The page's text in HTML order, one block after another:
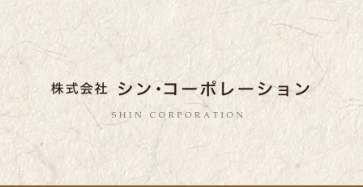
都内に5店舗展開している蕎麦
のお店「真希（しんき）」を運
営する「株式会社シン・コーポ
レーション」のブログ
東京都内に5店舗ある美味しい蕎麦のお
店「真希（しんき）」と運営の「株式
会社シン・コーポレーション」の新着
情報はこちら。店舗によって24時間営
業、宴会なども承っております。季節
のメニューも豊富にご用意。